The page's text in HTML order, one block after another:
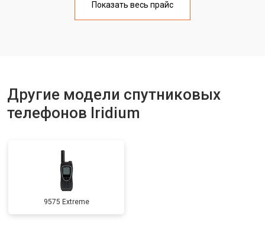
Показать весь прайс
Другие модели спутниковых
телефонов Iridium
9575 Extreme